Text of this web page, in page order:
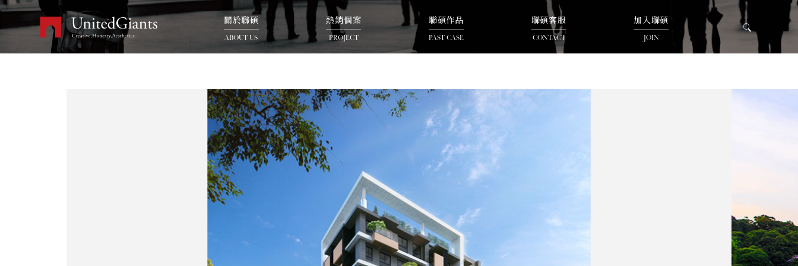
關於聯碩
ABOUT US
熱銷個案
PROJECT
聯碩作品
PAST CASE
聯碩客服
CONTACT
加入聯碩
JOIN